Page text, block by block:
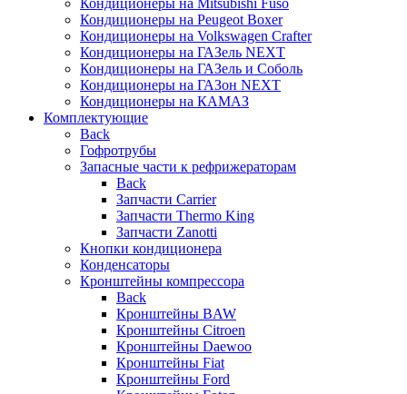
Кондиционеры на Peugeot Boxer
Кондиционеры на Volkswagen Crafter
Кондиционеры на ГАЗель NEXT
Кондиционеры на ГАЗель и Соболь
Кондиционеры на ГАЗон NEXT
Кондиционеры на КАМАЗ
Комплектующие
Back
Гофротрубы
Запасные части к рефрижераторам
Back
Запчасти Carrier
Запчасти Thermo King
Запчасти Zanotti
Кнопки кондиционера
Конденсаторы
Кронштейны компрессора
Back
Кронштейны BAW
Кронштейны Citroen
Кронштейны Daewoo
Кронштейны Fiat
Кронштейны Ford